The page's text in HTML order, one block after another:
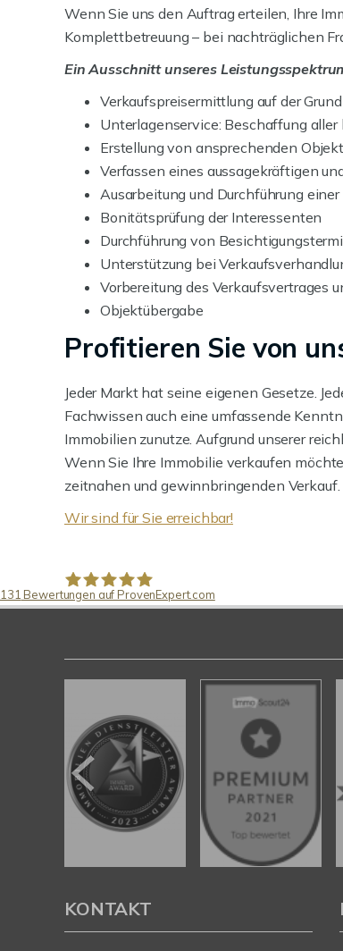
Wenn Sie uns den Auftrag erteilen, Ihre
Komplettbetreuung – bei nachträglichen
Ein Ausschnitt unseres
Verkaufspreisermittlung auf der
Unterlagenservice: Beschaffung aller
Erstellung von ansprechenden
Verfassen eines aussagekräftigen
Ausarbeitung und Durchführung
Bonitätsprüfung der Interessenten
Durchführung von
Unterstützung bei
Vorbereitung des Verkaufsvertrages
Objektübergabe
Profitieren Sie von
Jeder Markt hat seine eigenen Gesetze.
Fachwissen auch eine umfassende
Immobilien zunutze. Aufgrund unserer
Wenn Sie Ihre Immobilie verkaufen
zeitnahen und gewinnbringenden
Wir sind für Sie erreichbar!
131 Bewertungen auf ProvenExpert.com
KONTAKT